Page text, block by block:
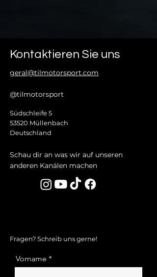
Kontaktieren Sie uns
geral@tilmotorsport.com
@tilmotorsport
Südschleife 5
53520 Müllenbach
Deutschland
Schau dir an was wir auf unseren
anderen Kanälen machen
Fragen? Schreib uns gerne!
Vorname